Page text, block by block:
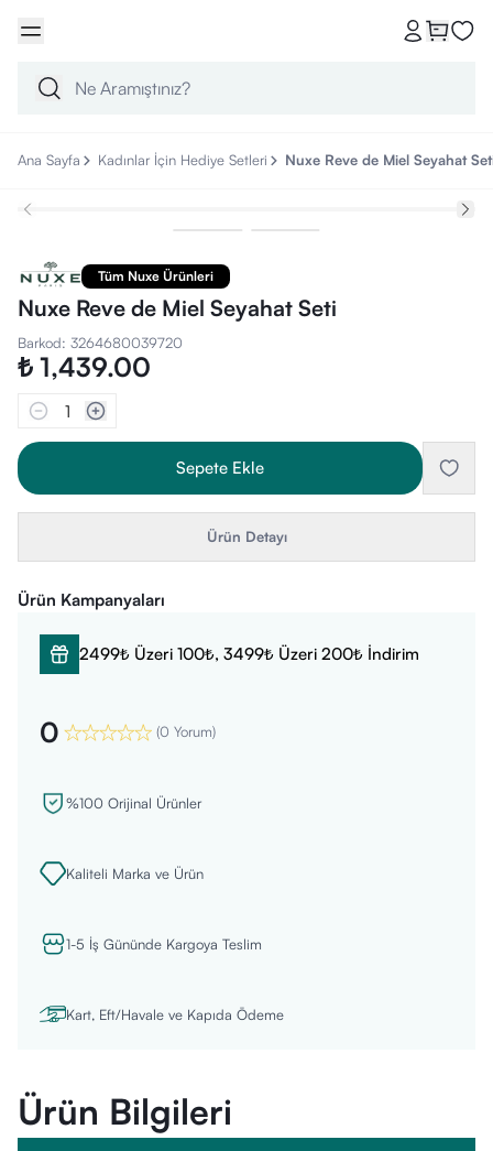
Ana Sayfa Kadınlar İçin Hediye Setleri Nuxe Reve de Miel Seyahat
Tüm Nuxe Ürünleri
Nuxe Reve de Miel Seyahat Seti
Barkod: 3264680039720
₺ 1,439.00
1
Sepete Ekle
Ürün Detayı
Ürün Kampanyaları
2499₺ Üzeri 100₺, 3499₺ Üzeri 200₺ İndirim
0 (0 Yorum)
%100 Orijinal Ürünler
Kaliteli Marka ve Ürün
1-5 İş Gününde Kargoya Teslim
Kart, Eft/Havale ve Kapıda Ödeme
Ürün Bilgileri